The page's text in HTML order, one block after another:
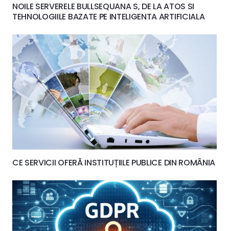
NOILE SERVERELE BULLSEQUANA S, DE LA ATOS SI
TEHNOLOGIILE BAZATE PE INTELIGENTA ARTIFICIALA
CE SERVICII OFERĂ INSTITUȚIILE PUBLICE DIN ROMÂNIA